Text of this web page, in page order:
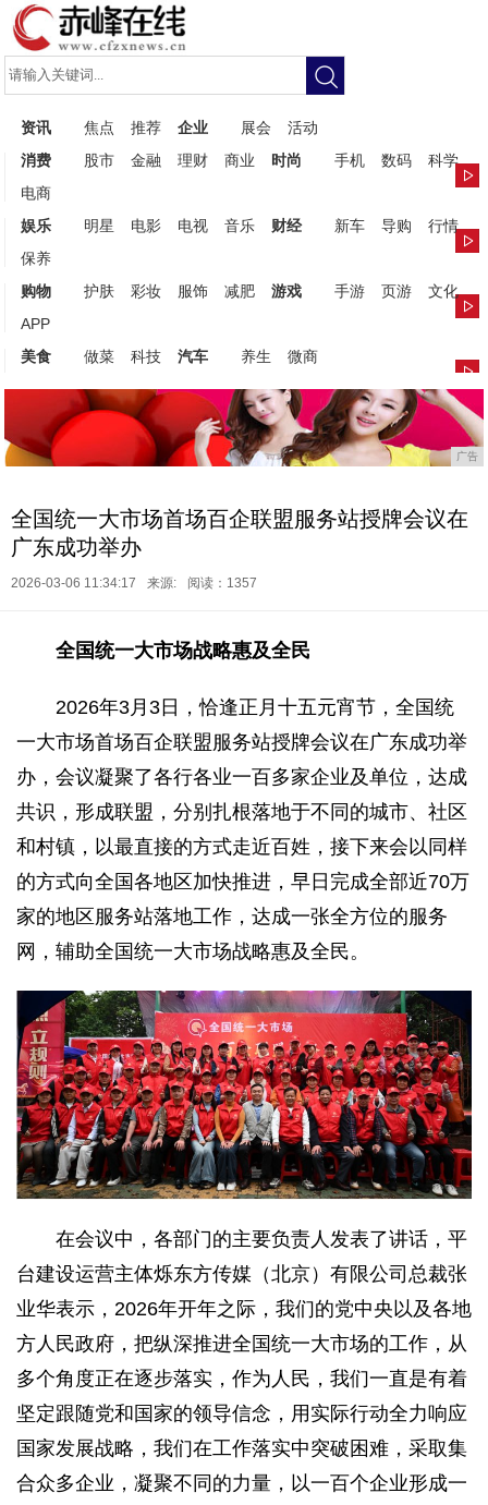
资讯 焦点 推荐 企业 展会
活动
消费
股市 金融 理财 商业 时尚 手机 数码
科学
电商
娱乐
明星 电影 电视 音乐 财经 新车 导购
行情
保养
购物
护肤 彩妆 服饰 减肥 游戏 手游 页游
文化
APP
美食
做菜 科技 汽车 养生 微商
广告
全国统一大市场首场百企联盟服务站授牌会议在
广东成功举办
2026-03-06 11:34:17 来源: 阅读：1357
全国统一大市场战略惠及全民
2026年3月3日，恰逢正月十五元宵节，全国统
一大市场首场百企联盟服务站授牌会议在广东成功举
办，会议凝聚了各行各业一百多家企业及单位，达成
共识，形成联盟，分别扎根落地于不同的城市、社区
和村镇，以最直接的方式走近百姓，接下来会以同样
的方式向全国各地区加快推进，早日完成全部近70万
家的地区服务站落地工作，达成一张全方位的服务
网，辅助全国统一大市场战略惠及全民。
在会议中，各部门的主要负责人发表了讲话，平
台建设运营主体烁东方传媒（北京）有限公司总裁张
业华表示，2026年开年之际，我们的党中央以及各地
方人民政府，把纵深推进全国统一大市场的工作，从
多个角度正在逐步落实，作为人民，我们一直是有着
坚定跟随党和国家的领导信念，用实际行动全力响应
国家发展战略，我们在工作落实中突破困难，采取集
合众多企业，凝聚不同的力量，以一百个企业形成一